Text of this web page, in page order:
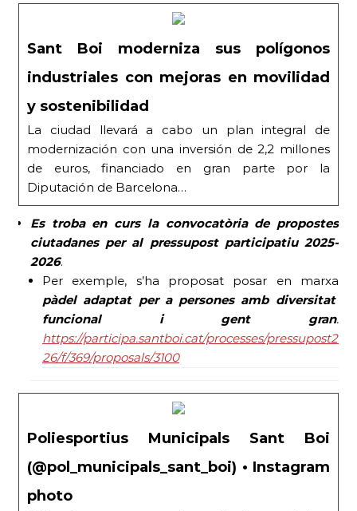
Sant Boi moderniza sus polígonos
industriales con mejoras en movilidad
y sostenibilidad
La ciudad llevará a cabo un plan integral de
modernización con una inversión de 2,2 millones
de euros, financiado en gran parte por la
Diputación de Barcelona…
Es troba en curs la convocatòria de propostes
ciutadanes per al pressupost participatiu 2025-
2026.
Per exemple, s’ha proposat posar en marxa
pàdel adaptat per a persones amb diversitat
funcional i gent gran.
https://participa.santboi.cat/processes/pressupost25-
26/f/369/proposals/3100
Poliesportius Municipals Sant Boi
(@pol_municipals_sant_boi) • Instagram
photo